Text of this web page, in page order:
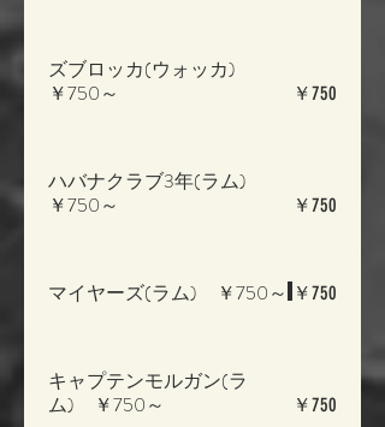
ズブロッカ(ウォッカ)
￥750～
￥750
ハバナクラブ3年(ラム)
￥750～
￥750
マイヤーズ(ラム) ￥750～ ￥750
キャプテンモルガン(ラ
ム) ￥750～
￥750